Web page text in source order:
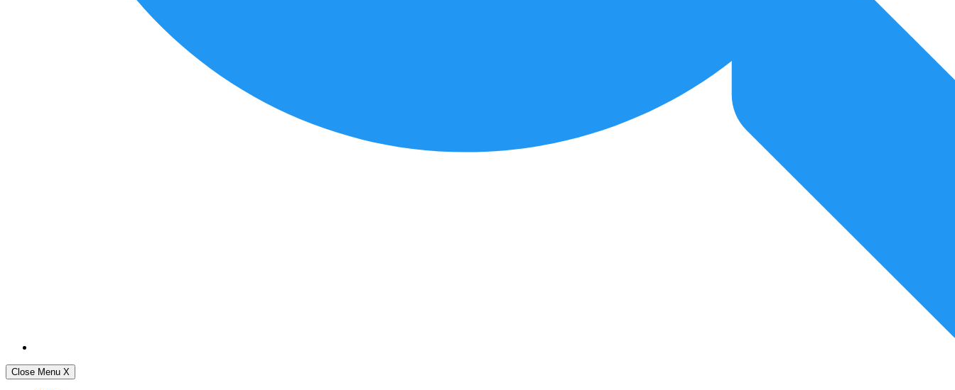
Close Menu X